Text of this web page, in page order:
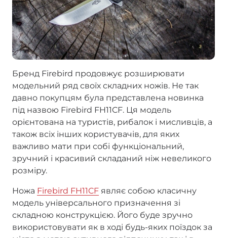
Бренд Firebird продовжує розширювати
модельний ряд своїх складних ножів. Не так
давно покупцям була представлена новинка
під назвою Firebird FH11CF. Ця модель
орієнтована на туристів, рибалок і мисливців, а
також всіх інших користувачів, для яких
важливо мати при собі функціональний,
зручний і красивий складаний ніж невеликого
розміру.
Ножа Firebird FH11CF являє собою класичну
модель універсального призначення зі
складною конструкцією. Його буде зручно
використовувати як в ході будь-яких поїздок за